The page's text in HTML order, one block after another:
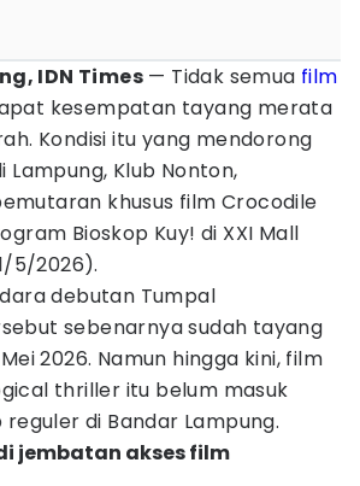
IDN Times — Tidak semua film
kesempatan tayang merata
Kondisi itu yang mendorong
Lampung, Klub Nonton,
khusus film Crocodile
Bioskop Kuy! di XXI Mall
5/2026).
debutan Tumpal
sebenarnya sudah tayang
2026. Namun hingga kini, film
thriller itu belum masuk
di Bandar Lampung.
jembatan akses film